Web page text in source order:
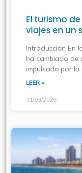
El turismo
viajes en un
Introducción En
ha cambiado de
impulsada por la
LEER »
31/03/2026